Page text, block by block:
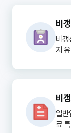
비
비
지
비
일반
료